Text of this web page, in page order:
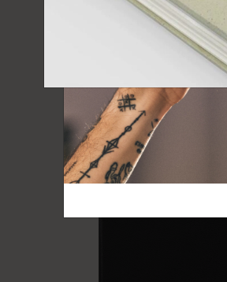
サブカテゴリ
サブカテゴリ